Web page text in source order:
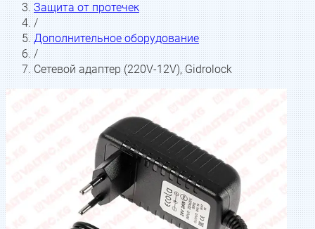
Защита от протечек
/
Дополнительное оборудование
/
Сетевой адаптер (220V-12V), Gidrolock